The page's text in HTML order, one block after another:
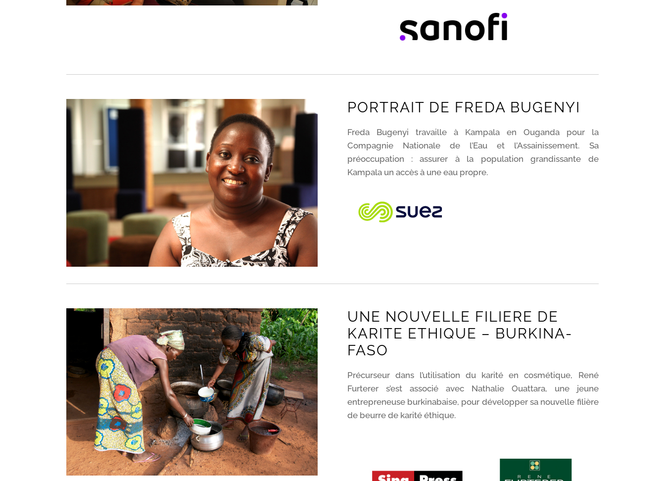
PORTRAIT DE FREDA BUGENYI
Freda Bugenyi travaille à Kampala en Ouganda pour la
Compagnie Nationale de l’Eau et l’Assainissement. Sa
préoccupation : assurer à la population grandissante de
Kampala un accès à une eau propre.
UNE NOUVELLE FILIERE DE
KARITE ETHIQUE – BURKINA-
FASO
Précurseur dans l’utilisation du karité en cosmétique, René
Furterer s’est associé avec Nathalie Ouattara, une jeune
entrepreneuse burkinabaise, pour développer sa nouvelle filière
de beurre de karité éthique.